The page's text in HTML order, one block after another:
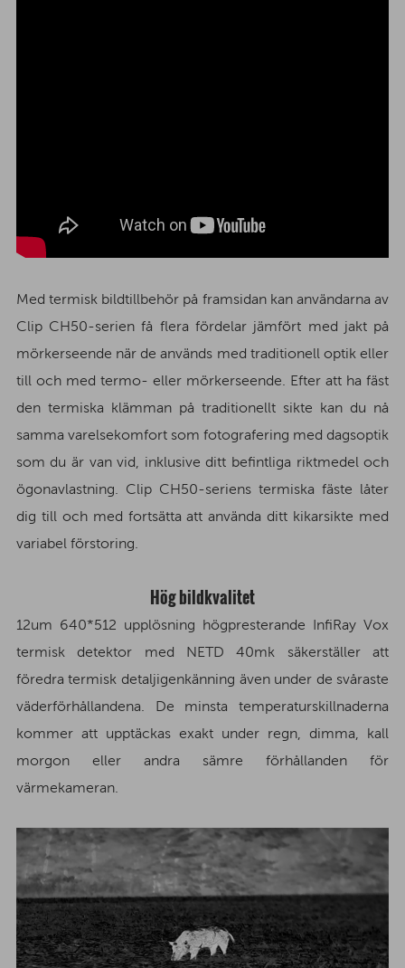
Med termisk bildtillbehör på framsidan kan användarna av
Clip CH50-serien få flera fördelar jämfört med jakt på
mörkerseende när de används med traditionell optik eller
till och med termo- eller mörkerseende. Efter att ha fäst
den termiska klämman på traditionellt sikte kan du nå
samma varelsekomfort som fotografering med dagsoptik
som du är van vid, inklusive ditt befintliga riktmedel och
ögonavlastning. Clip CH50-seriens termiska fäste låter
dig till och med fortsätta att använda ditt kikarsikte med
variabel förstoring.
Hög bildkvalitet
12um 640*512 upplösning högpresterande InfiRay Vox
termisk detektor med NETD 40mk säkerställer att
föredra termisk detaljigenkänning även under de svåraste
väderförhållandena. De minsta temperaturskillnaderna
kommer att upptäckas exakt under regn, dimma, kall
morgon eller andra sämre förhållanden för
värmekameran.